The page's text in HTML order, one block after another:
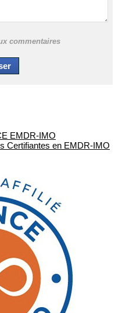
commentaires
EMDR-IMO
Certifiantes en EMDR-IMO